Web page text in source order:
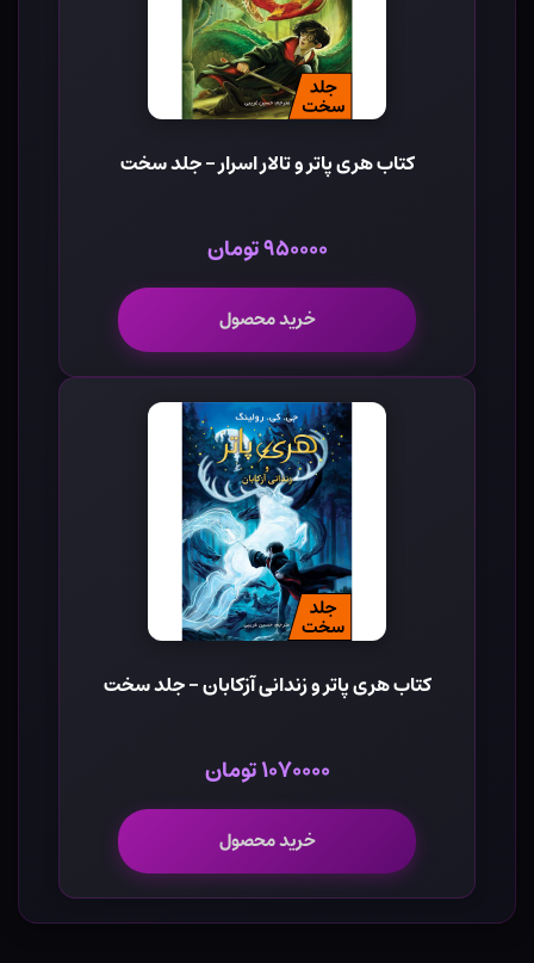
کتاب هری پاتر و تالار اسرار - جلد سخت
۹۵۰۰۰۰ تومان
خرید محصول
کتاب هری پاتر و زندانی آزکابان - جلد سخت
۱۰۷۰۰۰۰ تومان
خرید محصول